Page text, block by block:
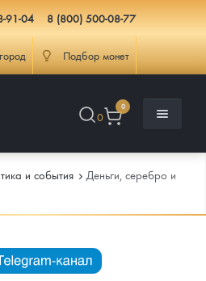
91-04 8 (800) 500-08-77
Подбор монет
0
0
и события
Деньги, серебро и